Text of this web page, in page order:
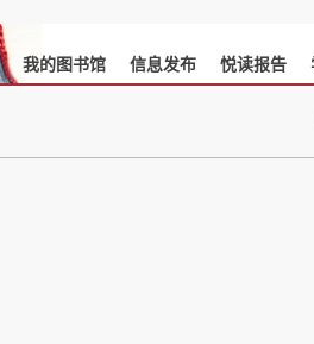
我的图书馆 信息发布 悦读报告